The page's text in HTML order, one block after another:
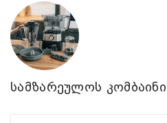
სამზარეულოს კომბაინი